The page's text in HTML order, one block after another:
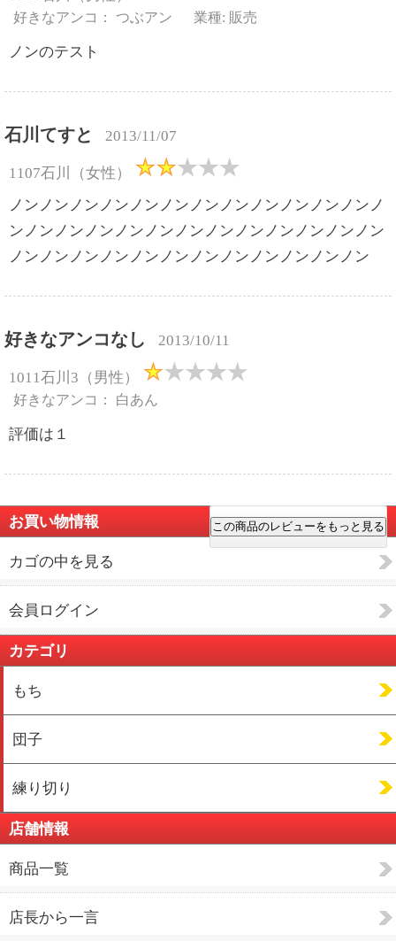
好きなアンコ： つぶアン 業種: 販売
ノンのテスト
石川てすと 2013/11/07
1107石川（女性）
ノンノンノンノンノンノンノンノンノンノンノンノンノ
ンノンノンノンノンノンノンノンノンノンノンノンノン
ノンノンノンノンノンノンノンノンノンノンノンノン
好きなアンコなし 2013/10/11
1011石川3（男性）
好きなアンコ： 白あん
評価は１
お買い物情報
カゴの中を見る
会員ログイン
カテゴリ
もち
団子
練り切り
店舗情報
商品一覧
店長から一言